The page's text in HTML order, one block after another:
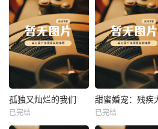
热播
孤独又灿烂的我们
已完结
热播
已完结